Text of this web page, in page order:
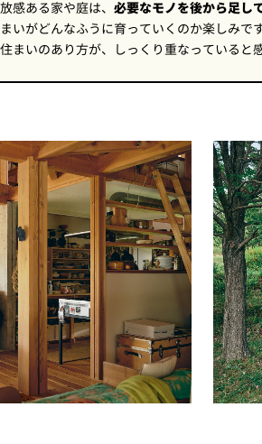
感ある家や庭は、 必要なモノを後から足し
いがどんなふうに育っていくのか楽しみで
まいのあり方が、しっくり重なっていると